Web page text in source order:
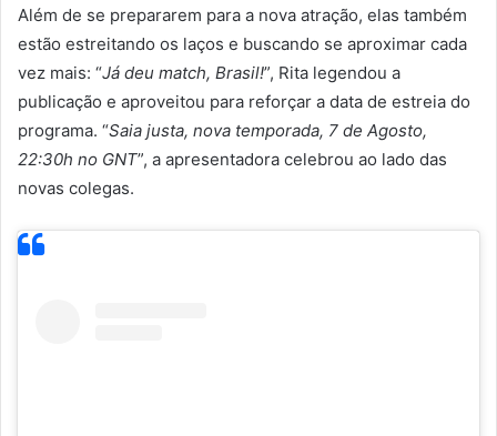
Além de se prepararem para a nova atração, elas também
estão estreitando os laços e buscando se aproximar cada
vez mais: “Já deu match, Brasil!”, Rita legendou a
publicação e aproveitou para reforçar a data de estreia do
programa. “Saia justa, nova temporada, 7 de Agosto,
22:30h no GNT”, a apresentadora celebrou ao lado das
novas colegas.